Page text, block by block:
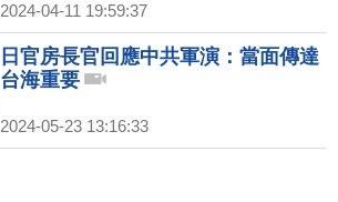
2024-04-11 19:59:37
日官房長官回應中共軍演：當面傳達
台海重要
2024-05-23 13:16:33